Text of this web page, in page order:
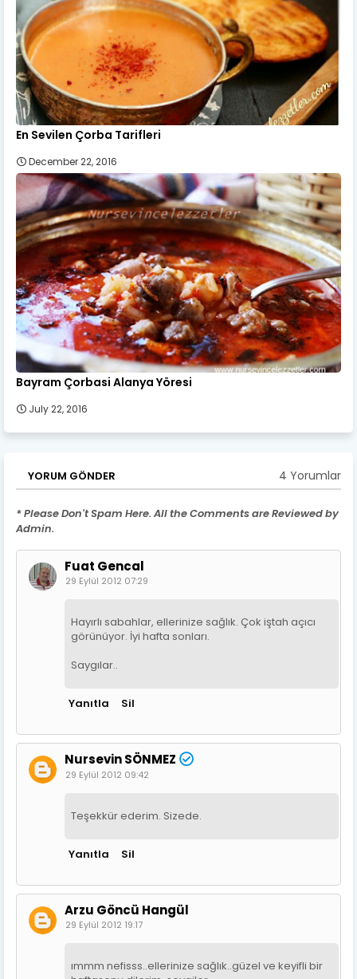
En Sevilen Çorba Tarifleri
December 22, 2016
Bayram Çorbasi Alanya Yöresi
July 22, 2016
YORUM GÖNDER 4 Yorumlar
* Please Don't Spam Here. All the Comments are Reviewed by
Admin.
Fuat Gencal
29 Eylül 2012 07:29
Hayırlı sabahlar, ellerinize sağlık. Çok iştah açıcı
görünüyor. İyi hafta sonları.
Saygılar..
Yanıtla Sil
Nursevin SÖNMEZ
29 Eylül 2012 09:42
Teşekkür ederim. Sizede.
Yanıtla Sil
Arzu Göncü Hangül
29 Eylül 2012 19:17
ımmm nefisss..ellerinize sağlık..güzel ve keyifli bir